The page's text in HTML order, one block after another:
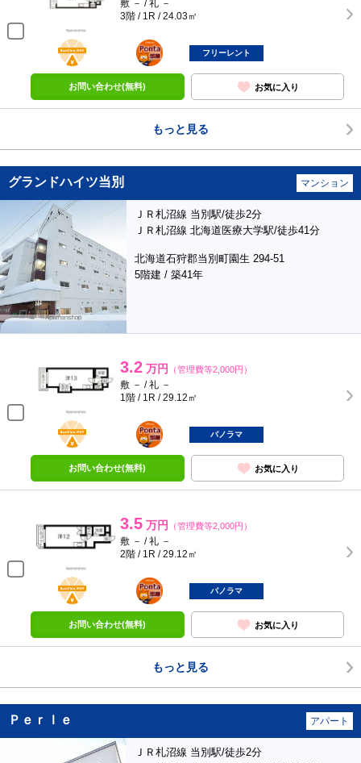
敷 － / 礼 －
3階 / 1R / 24.03㎡
BunChinPAY
ポンタ
部屋
フリーレント
お問い合わせ(無料) お気に入り
もっと見る
グランドハイツ当別 マンション
ＪＲ札沼線 当別駅/徒歩2分
ＪＲ札沼線 北海道医療大学駅/徒歩41分
北海道石狩郡当別町園生 294-51
5階建 / 築41年
3.2 万円 （管理費等2,000円）
敷 － / 礼 －
1階 / 1R / 29.12㎡
BunChinPAY
ポンタ
部屋
パノラマ
お問い合わせ(無料) お気に入り
3.5 万円 （管理費等2,000円）
敷 － / 礼 －
2階 / 1R / 29.12㎡
BunChinPAY
ポンタ
部屋
パノラマ
お問い合わせ(無料) お気に入り
もっと見る
Ｐｅｒｌｅ アパート
ＪＲ札沼線 当別駅/徒歩2分